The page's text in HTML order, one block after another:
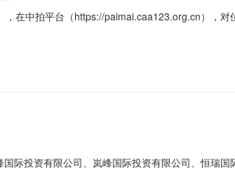
在中拍平台（https://paimai.caa123.org.cn），
：竞买人在参加拍卖前应认真阅读、了解并确认《
际投资有限公司、岚峰国际投资有限公司、恒瑞